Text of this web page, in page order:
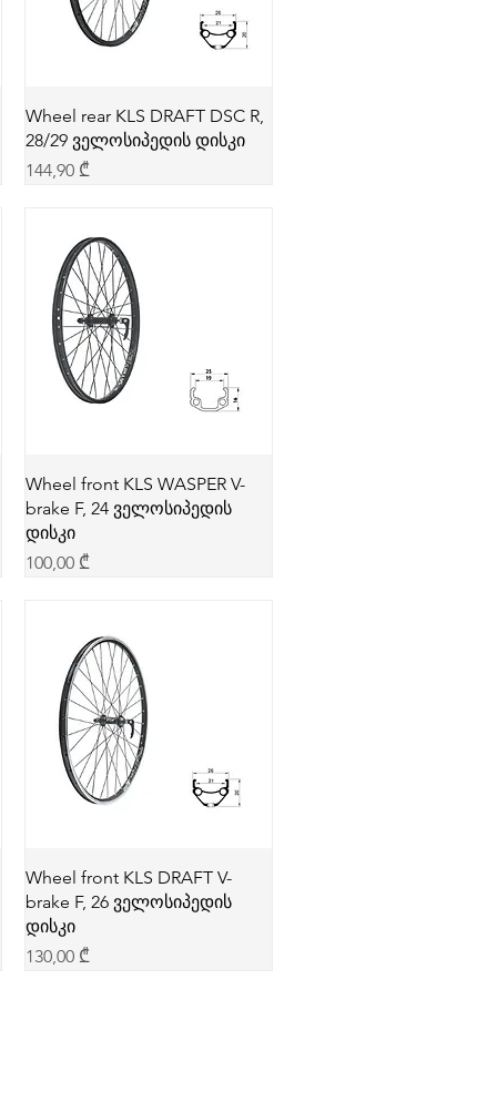
Wheel rear KLS DRAFT DSC R,
28/29 ველოსიპედის დისკი
Price
144,90 ₾
Wheel front KLS WASPER V-
brake F, 24 ველოსიპედის
დისკი
Price
100,00 ₾
Wheel front KLS DRAFT V-
brake F, 26 ველოსიპედის
დისკი
Price
130,00 ₾